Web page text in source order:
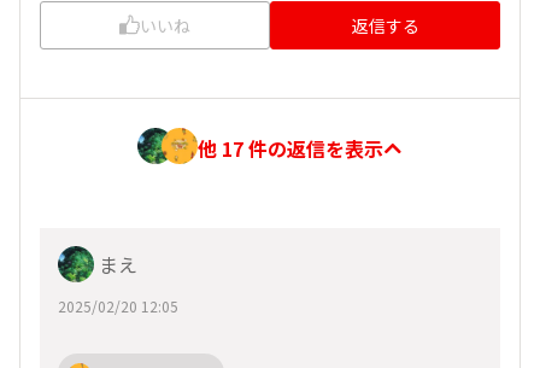
いいね 返信する
他 17 件の返信を表示
まえ
2025/02/20 12:05